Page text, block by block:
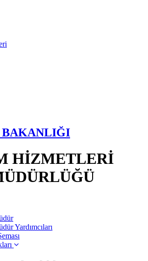
BAKANLIĞI
HİZMETLERİ
Yardımcıları